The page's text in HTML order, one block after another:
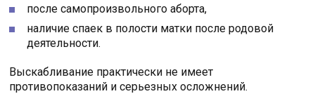
после самопроизвольного аборта,
наличие спаек в полости матки после родовой
деятельности.
Выскабливание практически не имеет
противопоказаний и серьезных осложнений.